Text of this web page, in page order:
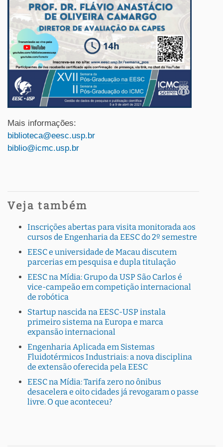
Mais informações:
biblioteca@eesc.usp.br
biblio@icmc.usp.br
Veja também
Inscrições abertas para visita monitorada aos
cursos de Engenharia da EESC do 2º semestre
EESC e universidade de Macau discutem
parcerias em pesquisa e dupla titulação
EESC na Mídia: Grupo da USP São Carlos é
vice-campeão em competição internacional
de robótica
Startup nascida na EESC-USP instala
primeiro sistema na Europa e marca
expansão internacional
Engenharia Aplicada em Sistemas
Fluidotérmicos Industriais: a nova disciplina
de extensão oferecida pela EESC
EESC na Mídia: Tarifa zero no ônibus
desacelera e oito cidades já revogaram o passe
livre. O que aconteceu?